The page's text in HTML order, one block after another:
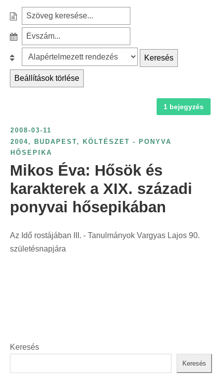
e
c
h
:
z
é
v
s
z
á
s
z
r
i
e
s
l
á
:
Keresés
Beállítások törlése
1 bejegyzés
2008-03-11
2004, BUDAPEST, KÖLTÉSZET - PONYVA
HŐSEPIKA
Mikos Éva: Hősök és
karakterek a XIX. századi
ponyvai hősepikában
Az Idő rostájában III. - Tanulmányok Vargyas Lajos 90.
születésnapjára
Keresés
Keresés